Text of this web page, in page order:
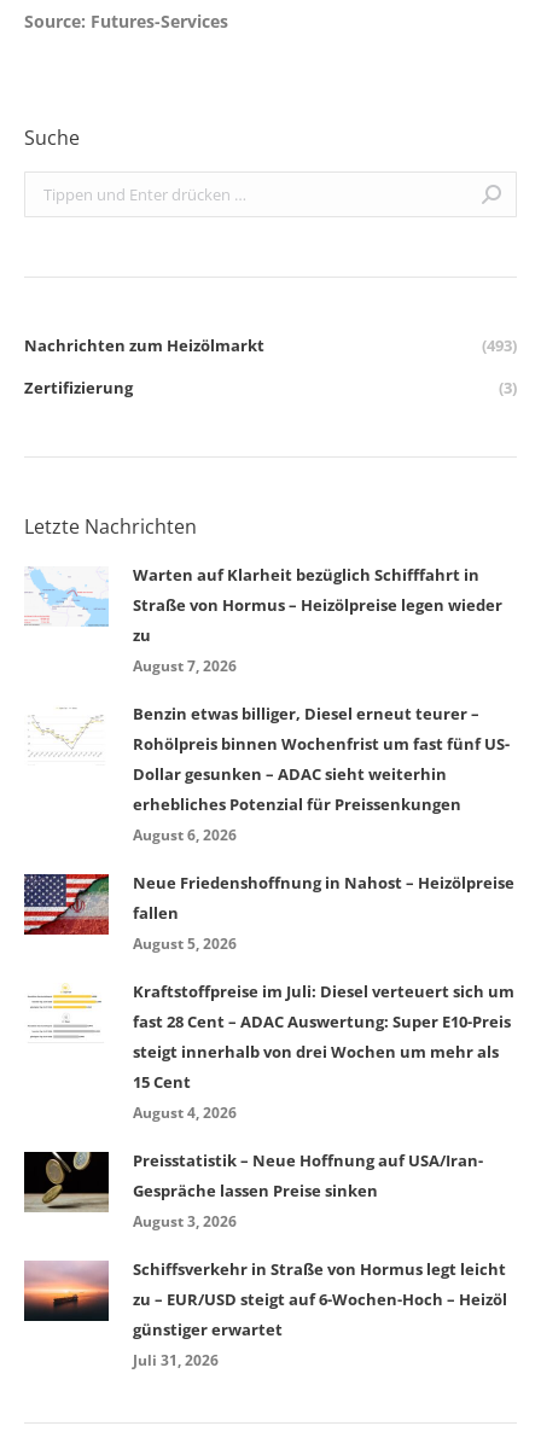
Source: Futures-Services
Suche
Search:
Nachrichten zum Heizölmarkt
(493)
Zertifizierung
(3)
Letzte Nachrichten
Warten auf Klarheit bezüglich Schifffahrt in
Straße von Hormus – Heizölpreise legen wieder
zu
August 7, 2026
Benzin etwas billiger, Diesel erneut teurer –
Rohölpreis binnen Wochenfrist um fast fünf US-
Dollar gesunken – ADAC sieht weiterhin
erhebliches Potenzial für Preissenkungen
August 6, 2026
Neue Friedenshoffnung in Nahost – Heizölpreise
fallen
August 5, 2026
Kraftstoffpreise im Juli: Diesel verteuert sich um
fast 28 Cent – ADAC Auswertung: Super E10-Preis
steigt innerhalb von drei Wochen um mehr als
15 Cent
August 4, 2026
Preisstatistik – Neue Hoffnung auf USA/Iran-
Gespräche lassen Preise sinken
August 3, 2026
Schiffsverkehr in Straße von Hormus legt leicht
zu – EUR/USD steigt auf 6-Wochen-Hoch – Heizöl
günstiger erwartet
Juli 31, 2026